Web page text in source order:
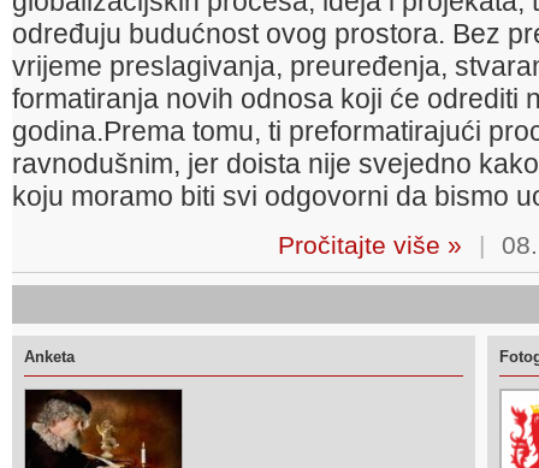
određuju budućnost ovog prostora. Bez
vrijeme preslagivanja, preuređenja,
formatiranja novih odnosa koji će odrediti
godina.Prema tomu, ti preformatirajući
ravnodušnim, jer doista nije svejedno
koju moramo biti svi odgovorni da bismo
Pročitajte više » |
Anketa